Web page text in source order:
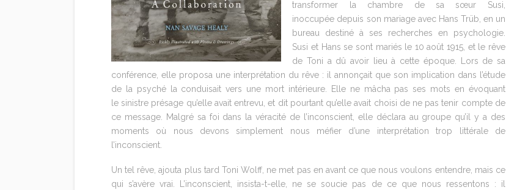
transformer la chambre de sa sœur Susi,
inoccupée depuis son mariage avec Hans Trüb, en un
bureau destiné à ses recherches en psychologie.
Susi et Hans se sont mariés le 10 août 1915, et le rêve
de Toni a dû avoir lieu à cette époque. Lors de sa
conférence, elle proposa une interprétation du rêve : il annonçait que son implication dans l’étude
de la psyché la conduisait vers une mort intérieure. Elle ne mâcha pas ses mots en évoquant
le sinistre présage qu’elle avait entrevu, et dit pourtant qu’elle avait choisi de ne pas tenir compte de
ce message. Malgré sa foi dans la véracité de l’inconscient, elle déclara au groupe qu’il y a des
moments où nous devons simplement nous méfier d’une interprétation trop littérale de
l’inconscient.
Un tel rêve, ajouta plus tard Toni Wolff, ne met pas en avant ce que nous voulons entendre, mais ce
qui s’avère vrai. L’inconscient, insista-t-elle, ne se soucie pas de ce que nous ressentons : il